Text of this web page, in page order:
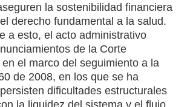
la sostenibilidad financiera
derecho fundamental a la salud.
a esto, el acto administrativo
de la Corte
el marco del seguimiento a la
de 2008, en los que se ha
dificultades estructurales
la liquidez del sistema y el flujo